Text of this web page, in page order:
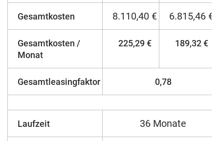
Gesamtkosten 8.110,40 € 6.815,46 €
Gesamtkosten /
Monat
225,29 € 189,32 €
Gesamtleasingfaktor 0,78
Laufzeit 36 Monate